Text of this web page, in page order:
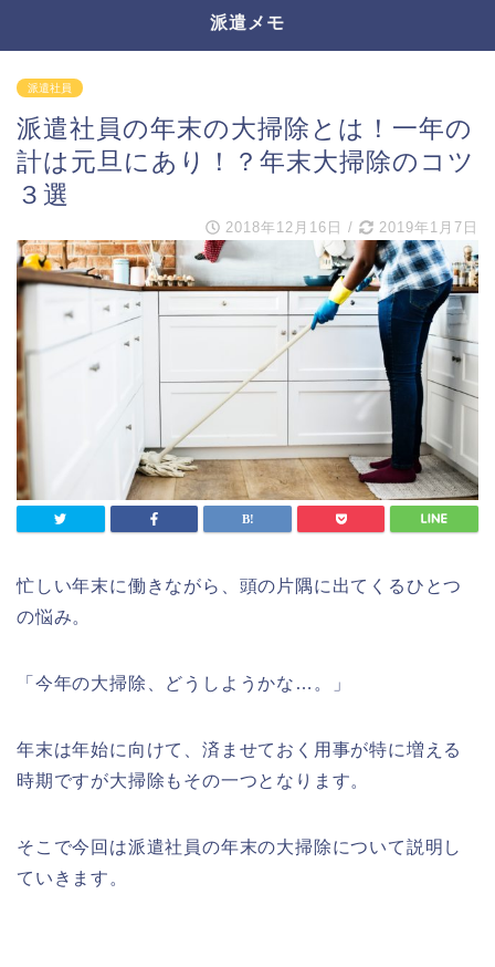
派遣メモ
派遣社員
派遣社員の年末の大掃除とは！一年の
計は元旦にあり！？年末大掃除のコツ
３選
2018年12月16日 / 2019年1月7日
忙しい年末に働きながら、頭の片隅に出てくるひとつ
の悩み。
「今年の大掃除、どうしようかな…。」
年末は年始に向けて、済ませておく用事が特に増える
時期ですが大掃除もその一つとなります。
そこで今回は派遣社員の年末の大掃除について説明し
ていきます。